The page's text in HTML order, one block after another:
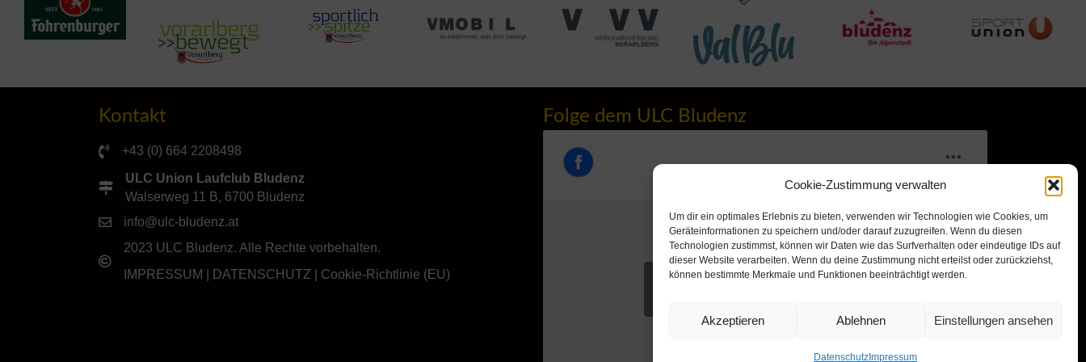
Cookie-Zustimmung verwalten
Um dir ein optimales Erlebnis zu bieten, verwenden wir Technologien wie Cookies, um
Geräteinformationen zu speichern und/oder darauf zuzugreifen. Wenn du diesen
Technologien zustimmst, können wir Daten wie das Surfverhalten oder eindeutige IDs auf
dieser Website verarbeiten. Wenn du deine Zustimmung nicht erteilst oder zurückziehst,
können bestimmte Merkmale und Funktionen beeinträchtigt werden.
Akzeptieren Ablehnen Einstellungen ansehen
DatenschutzImpressum
Kontakt
+43 (0) 664 2208498
ULC Union Laufclub Bludenz
Walserweg 11 B, 6700 Bludenz
info@ulc-bludenz.at
2023 ULC Bludenz. Alle Rechte vorbehalten.
IMPRESSUM
DATENSCHUTZ Cookie-Richtlinie (EU)
Folge dem ULC Bludenz
Klicke hier, um Marketing-Cookies zu